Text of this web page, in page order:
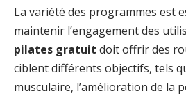
La variété des programmes est
maintenir l’engagement des
pilates gratuit doit offrir des
ciblent différents objectifs, tels
musculaire, l’amélioration de la